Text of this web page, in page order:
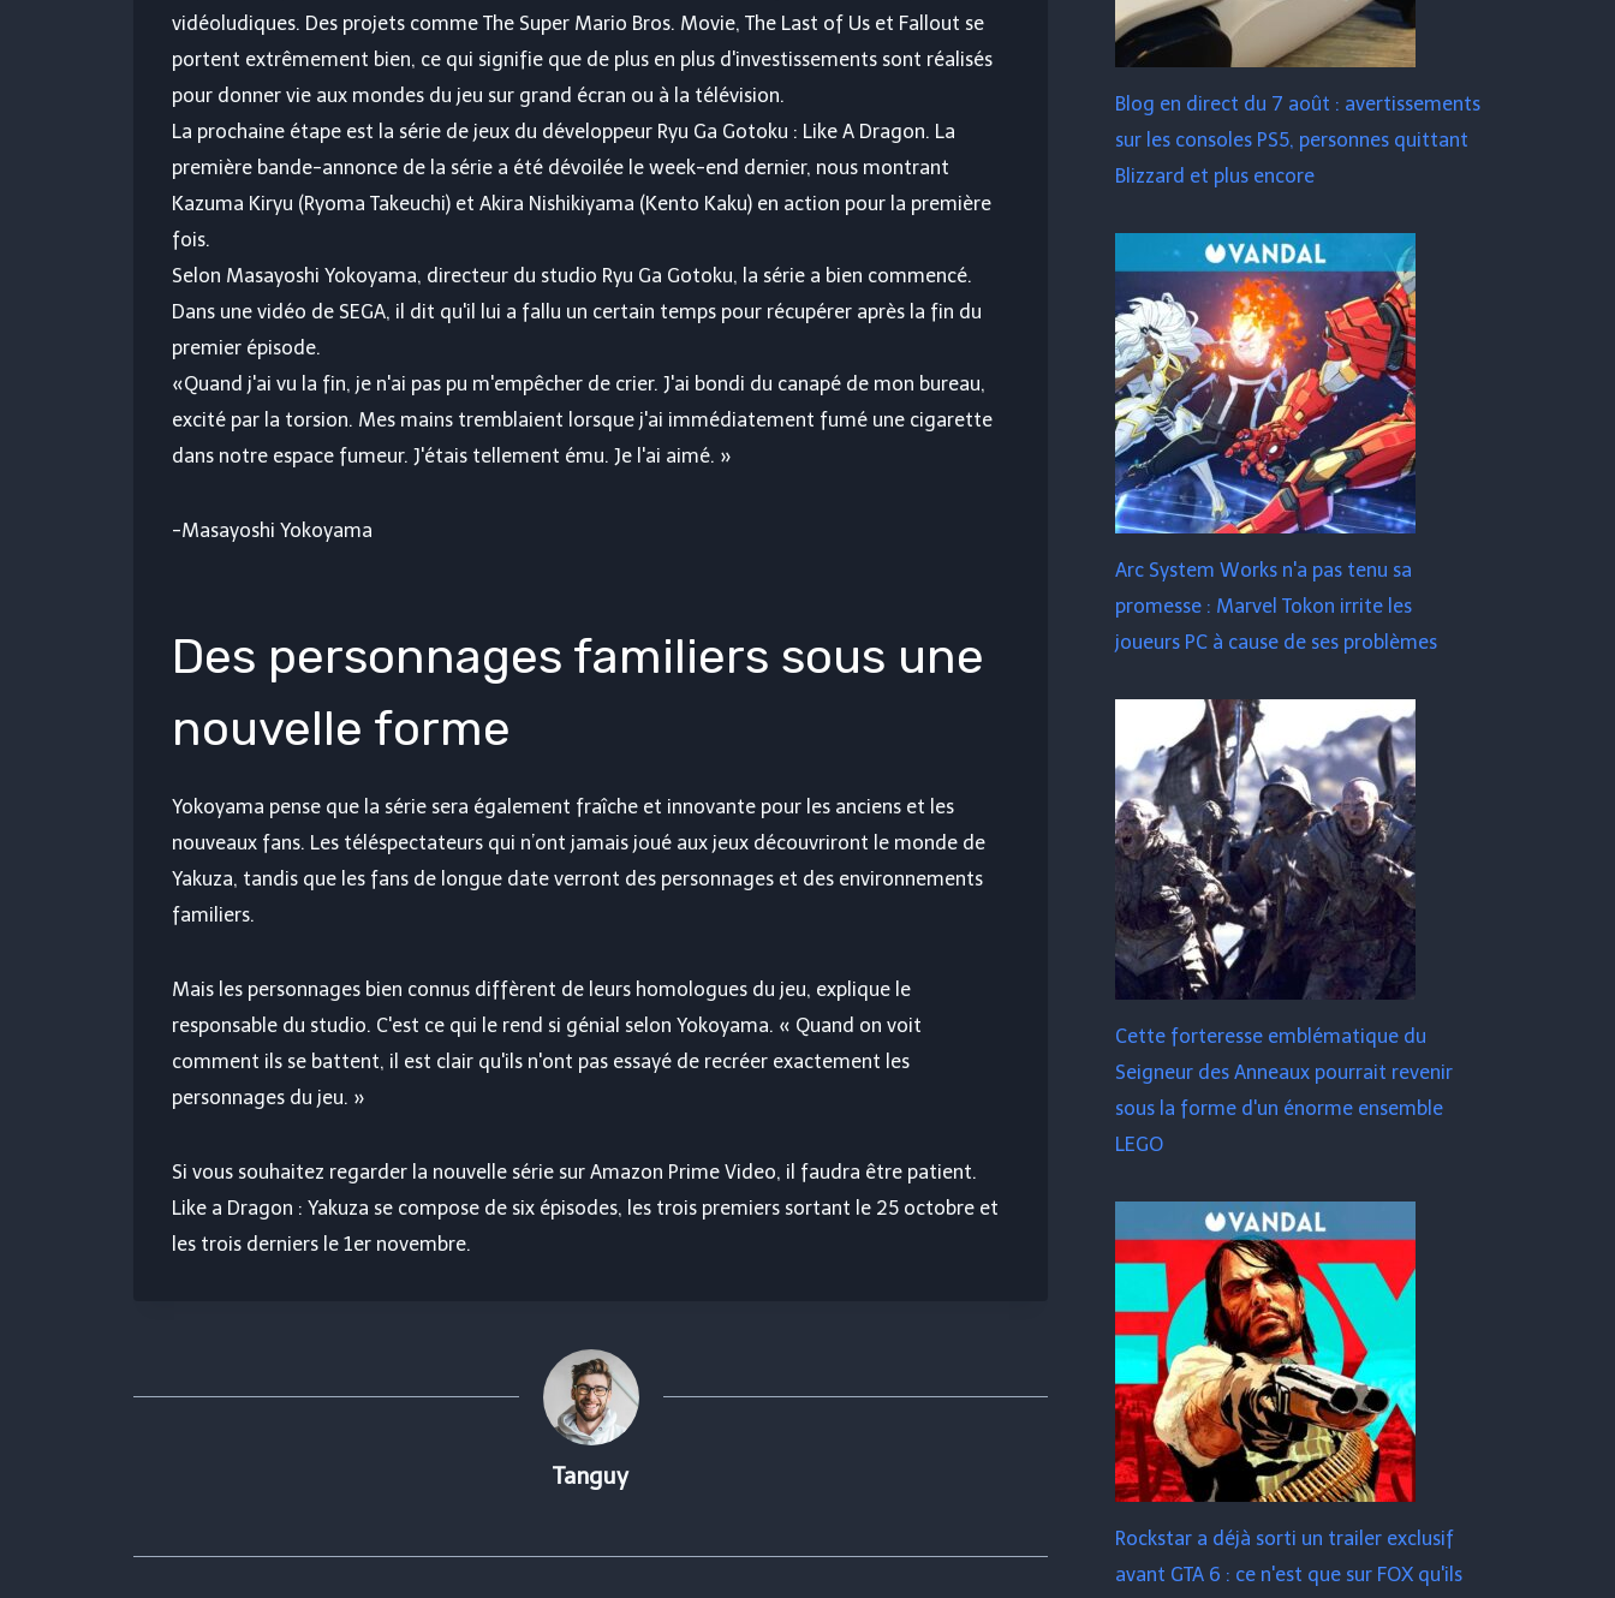
vidéoludiques. Des projets comme The Super Mario Bros. Movie, The Last of Us et Fallout se
portent extrêmement bien, ce qui signifie que de plus en plus d'investissements sont réalisés
pour donner vie aux mondes du jeu sur grand écran ou à la télévision.
La prochaine étape est la série de jeux du développeur Ryu Ga Gotoku : Like A Dragon. La
première bande-annonce de la série a été dévoilée le week-end dernier, nous montrant
Kazuma Kiryu (Ryoma Takeuchi) et Akira Nishikiyama (Kento Kaku) en action pour la première
fois.
Selon Masayoshi Yokoyama, directeur du studio Ryu Ga Gotoku, la série a bien commencé.
Dans une vidéo de SEGA, il dit qu'il lui a fallu un certain temps pour récupérer après la fin du
premier épisode.
«Quand j'ai vu la fin, je n'ai pas pu m'empêcher de crier. J'ai bondi du canapé de mon bureau,
excité par la torsion. Mes mains tremblaient lorsque j'ai immédiatement fumé une cigarette
dans notre espace fumeur. J'étais tellement ému. Je l'ai aimé. »
-Masayoshi Yokoyama
Des personnages familiers sous une
nouvelle forme
Yokoyama pense que la série sera également fraîche et innovante pour les anciens et les
nouveaux fans. Les téléspectateurs qui n’ont jamais joué aux jeux découvriront le monde de
Yakuza, tandis que les fans de longue date verront des personnages et des environnements
familiers.
Mais les personnages bien connus diffèrent de leurs homologues du jeu, explique le
responsable du studio. C'est ce qui le rend si génial selon Yokoyama. « Quand on voit
comment ils se battent, il est clair qu'ils n'ont pas essayé de recréer exactement les
personnages du jeu. »
Si vous souhaitez regarder la nouvelle série sur Amazon Prime Video, il faudra être patient.
Like a Dragon : Yakuza se compose de six épisodes, les trois premiers sortant le 25 octobre et
les trois derniers le 1er novembre.
Tanguy
Blog en direct du 7 août : avertissements
sur les consoles PS5, personnes quittant
Blizzard et plus encore
Arc System Works n'a pas tenu sa
promesse : Marvel Tokon irrite les
joueurs PC à cause de ses problèmes
Cette forteresse emblématique du
Seigneur des Anneaux pourrait revenir
sous la forme d'un énorme ensemble
LEGO
Rockstar a déjà sorti un trailer exclusif
avant GTA 6 : ce n'est que sur FOX qu'ils